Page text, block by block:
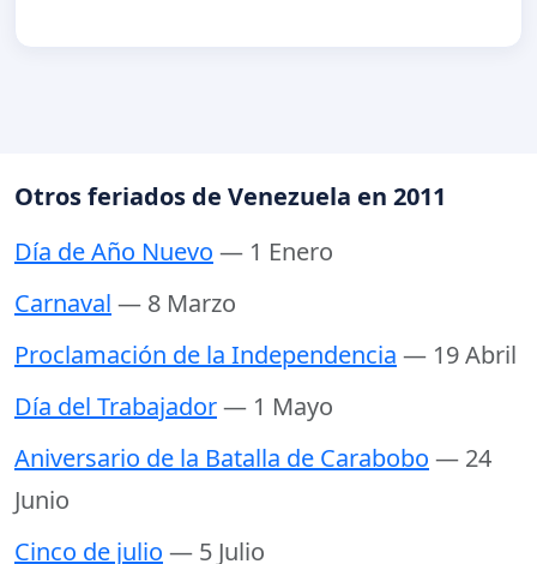
Otros feriados de Venezuela en 2011
Día de Año Nuevo — 1 Enero
Carnaval — 8 Marzo
Proclamación de la Independencia — 19 Abril
Día del Trabajador— 1 Mayo
Aniversario de la Batalla de Carabobo — 24
Junio
Cinco de julio — 5 Julio